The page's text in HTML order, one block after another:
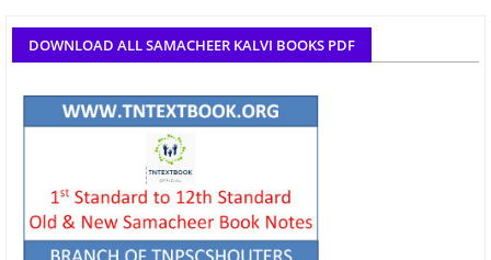
DOWNLOAD ALL SAMACHEER KALVI BOOKS PDF